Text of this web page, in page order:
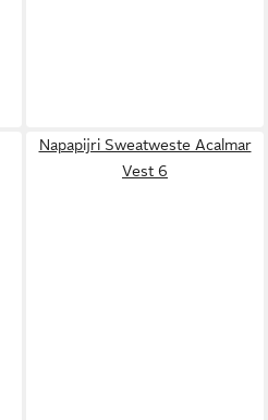
Napapijri Sweatweste Acalmar
Vest 6